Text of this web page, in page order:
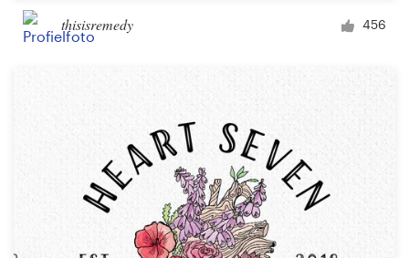
thisisremedy 456